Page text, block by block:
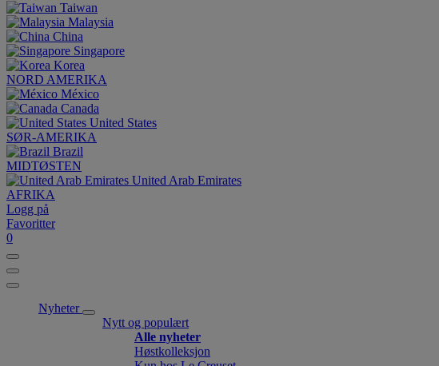
Taiwan
Malaysia
China
Singapore
Korea
NORD AMERIKA
México
Canada
United States
SØR-AMERIKA
Brazil
MIDTØSTEN
United Arab Emirates
AFRIKA
Logg på
Favoritter
0
Nyheter
Nytt og populært
Alle nyheter
Høstkolleksjon